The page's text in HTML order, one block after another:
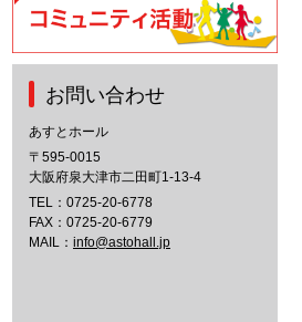
お問い合わせ
あすとホール
〒595-0015
大阪府泉大津市二田町1-13-4
TEL： 0725-20-6778
FAX：0725-20-6779
MAIL： info@astohall.jp